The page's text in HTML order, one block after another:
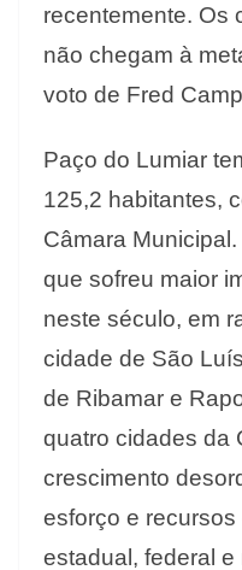
recentemente. Os
não chegam à
voto de Fred
Paço do Lumiar
125,2 habitantes,
Câmara
que sofreu maior
neste século, em
cidade de São
de Ribamar e
quatro cidades da
crescimento
esforço e
estadual, federal